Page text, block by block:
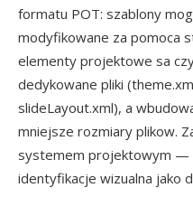
formatu POT: szablony
modyfikowane za pomoca
elementy projektowe sa
dedykowane pliki
slideLayout.xml), a
mniejsze rozmiary plikow.
systemem projektowym —
identyfikacje wizualna jako